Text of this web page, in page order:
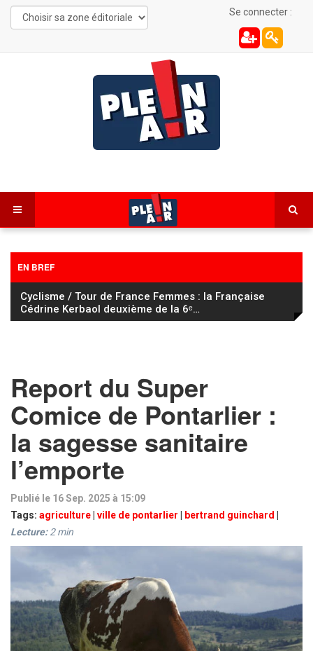
Se connecter :
EN BREF
Cyclisme / Tour de France Femmes : la Française
Cédrine Kerbaol deuxième de la 6ᵉ…
Report du Super
Comice de Pontarlier :
la sagesse sanitaire
l’emporte
Publié le 16 Sep. 2025 à 15:09
Tags: agriculture ville de pontarlier bertrand guinchard
Lecture: 2min